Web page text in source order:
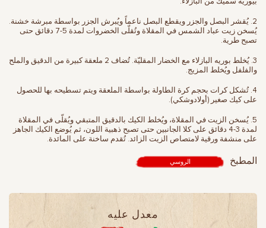
2. يُقشر البصل والجزر ويقطع البصل ناعماً ويُبرش الجزر بواسطة مبرشة خشنة.
يُسخن زيت عباد الشمس في المقلاة وتُقلّى الخضروات لمدة 5-7 دقائق حتى
تصبح طرية.
3. يُخلط بوريه البازلاء مع الخضار المقليّة. تُضاف 2 ملعقة كبيرة من الدقيق والملح
والفلفل ويُخلط المزيج.
4. تُشكل كرات بحجم كرة الطاولة بواسطة الملعقة ويتم تسطيحه بها للحصول
على كيك صغير (أولادوشكي).
5. يُسخن الزيت في المقلاة، ويُخلط الكيك بالدقيق المتبقي ويُقلّى في المقلاة
لمدة 3-4 دقائق على كلا الجانبين حتى تصبح ذهبية اللون، ثم يُوضع الكيك الجاهز
على منشفة ورقية لامتصاص الزيت الزائد. تُقدم ساخنة على المائدة.
المطبخ الروسي
معدل عليه